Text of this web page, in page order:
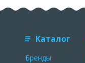
Каталог
Бренды